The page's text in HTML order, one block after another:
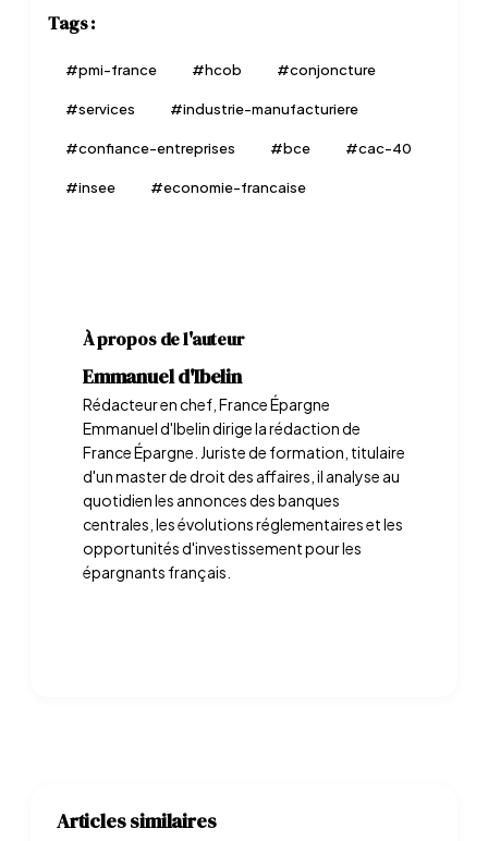
Tags :
#pmi-france #hcob #conjoncture
#services #industrie-manufacturiere
#confiance-entreprises #bce #cac-40
#insee #economie-francaise
À propos de l'auteur
Emmanuel d'Ibelin
Rédacteur en chef, France Épargne
Emmanuel d'Ibelin dirige la rédaction de
France Épargne. Juriste de formation, titulaire
d'un master de droit des affaires, il analyse au
quotidien les annonces des banques
centrales, les évolutions réglementaires et les
opportunités d'investissement pour les
épargnants français.
Articles similaires